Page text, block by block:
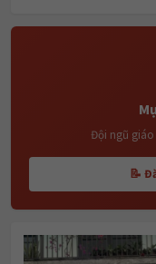
Đội ngũ giáo
📝